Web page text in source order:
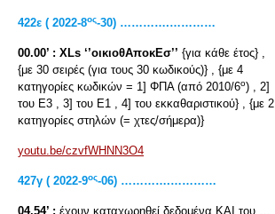
422ε ( 2022-8ος-30) ………….…………
00.00’ : XLs ‘’οικιοθΑποκΕσ’’ {για κάθε έτος} ,
{με 30 σειρές (για τους 30 κωδικούς)} , {με 4
κατηγορίες κωδικών = 1] ΦΠΑ (από 2010/6ο) , 2]
του Ε3 , 3] του Ε1 , 4] του εκκαθαριστικού} , {με 2
κατηγορίες στηλών (= χτες/σήμερα)}
youtu.be/czvfWHNN3O4
427γ ( 2022-9ος-06) ………….…………
04.54’ : έχουν καταχωρηθεί δεδομένα ΚΑΙ του …